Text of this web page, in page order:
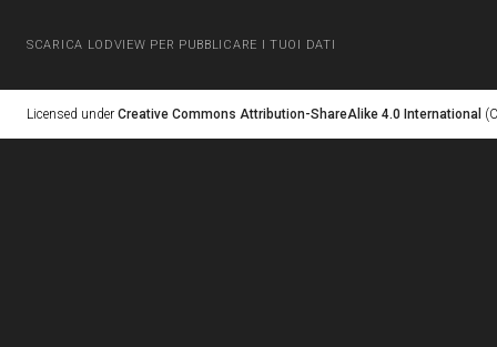
SCARICA LODVIEW PER PUBBLICARE I TUOI DATI
Licensed under Creative Commons Attribution-ShareAlike 4.0 International